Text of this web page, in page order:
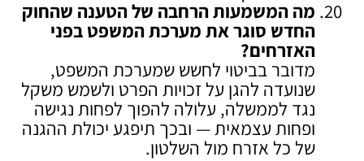
מה המשמעות הרחבה של הטענה שהחוק
החדש סוגר את מערכת המשפט בפני
האזרחים?
מדובר בביטוי לחשש שמערכת המשפט,
שנועדה להגן על זכויות הפרט ולשמש משקל
נגד לממשלה, עלולה להפוך לפחות נגישה
ופחות עצמאית — ובכך תיפגע יכולת ההגנה
של כל אזרח מול השלטון.